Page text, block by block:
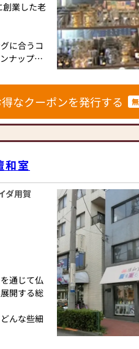
申込くだ
入のお手
がわにお
な価格で
仏壇な
すので、
す。
うそくや
お求めい
妥協せ
長くご利
おります
えいたし
身にお答
創業した老
に合うコ
ナップ。
得なクーポンを発行する
室
ダ用賀
通じて仏
開する総
んな些細